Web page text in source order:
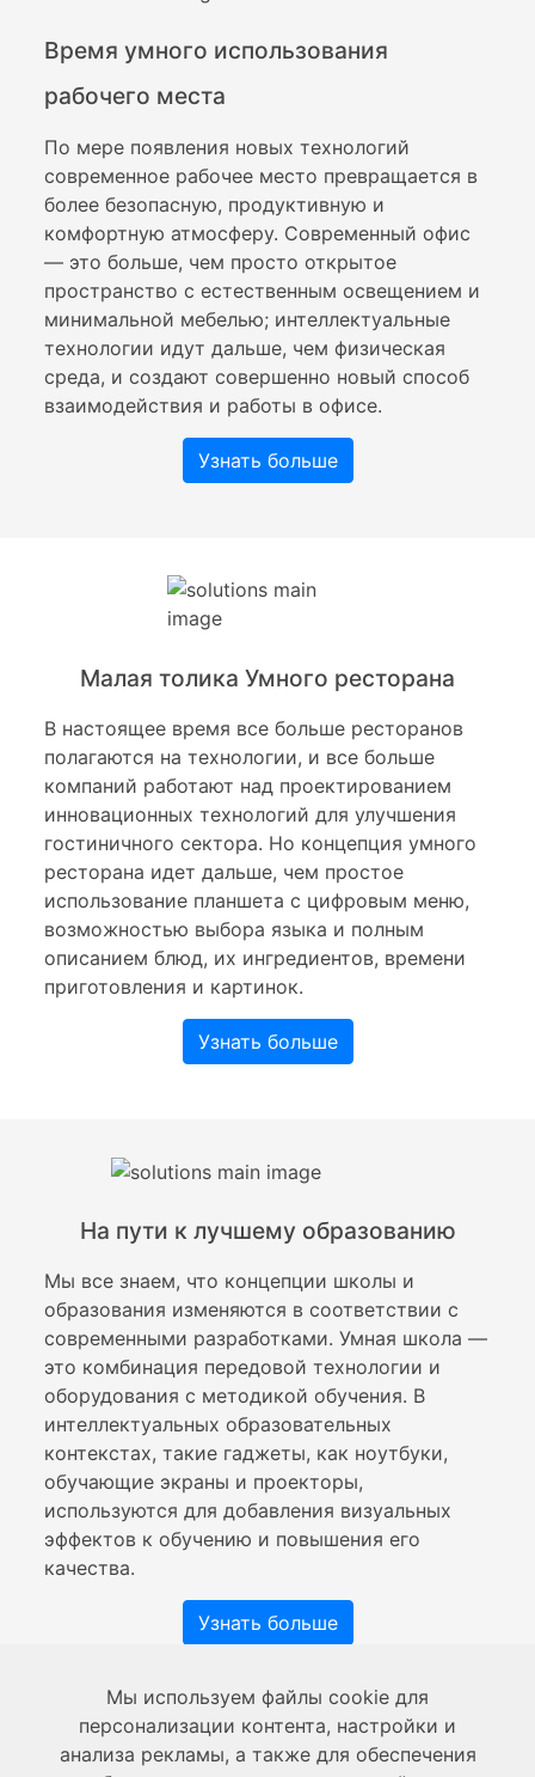
Время умного использования
рабочего места
По мере появления новых технологий
современное рабочее место превращается в
более безопасную, продуктивную и
комфортную атмосферу. Современный офис
— это больше, чем просто открытое
пространство с естественным освещением и
минимальной мебелью; интеллектуальные
технологии идут дальше, чем физическая
среда, и создают совершенно новый способ
взаимодействия и работы в офисе.
Узнать больше
Малая толика Умного ресторана
В настоящее время все больше ресторанов
полагаются на технологии, и все больше
компаний работают над проектированием
инновационных технологий для улучшения
гостиничного сектора. Но концепция умного
ресторана идет дальше, чем простое
использование планшета с цифровым меню,
возможностью выбора языка и полным
описанием блюд, их ингредиентов, времени
приготовления и картинок.
Узнать больше
На пути к лучшему образованию
Мы все знаем, что концепции школы и
образования изменяются в соответствии с
современными разработками. Умная школа —
это комбинация передовой технологии и
оборудования с методикой обучения. В
интеллектуальных образовательных
контекстах, такие гаджеты, как ноутбуки,
обучающие экраны и проекторы,
используются для добавления визуальных
эффектов к обучению и повышения его
качества.
Узнать больше
О нас
Мы используем файлы cookie для
персонализации контента, настройки и
анализа рекламы, а также для обеспечения